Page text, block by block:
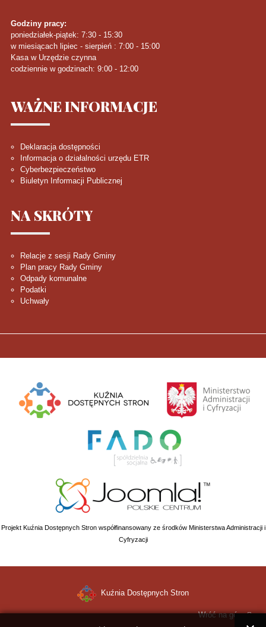
Godziny pracy:
poniedziałek-piątek: 7:30 - 15:30
w miesiącach lipiec - sierpień : 7:00 - 15:00
Kasa w Urzędzie czynna
codziennie w godzinach: 9:00 - 12:00
WAŻNEINFORMACJE
Deklaracja dostępności
Informacja o działalności urzędu ETR
Cyberbezpieczeństwo
Biuletyn Informacji Publicznej
NA SKRÓTY
Relacje z sesji Rady Gminy
Plan pracy Rady Gminy
Odpady komunalne
Podatki
Uchwały
Projekt Kuźnia Dostępnych Stron współfinansowany ze środków Ministerstwa Administracji i
Cyfryzacji
Kuźnia Dostępnych Stron
Wróć na górę